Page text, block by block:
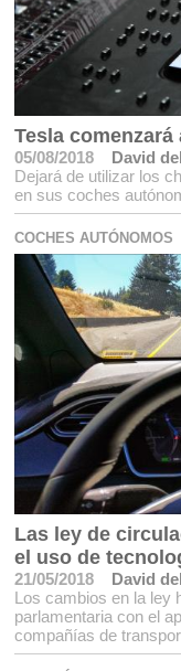
Tesla
05/08/2018
David
Dejará de utilizar los
en sus coches
COCHES AUTÓNOMOS
Las ley de
el uso de
21/05/2018
David
Los cambios en la ley
parlamentaria con el
compañías de